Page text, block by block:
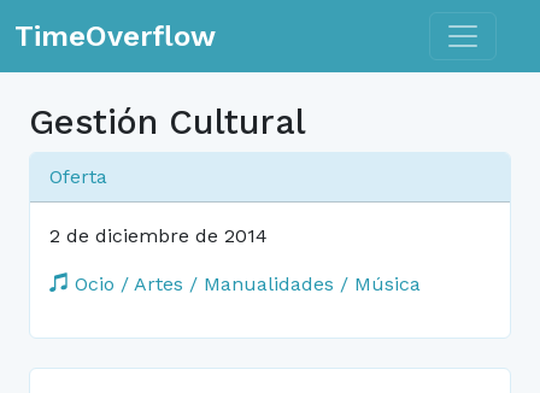
TimeOverflow Toggle
Gestión Cultural
Oferta
2 de diciembre de 2014
Ocio / Artes / Manualidades / Música